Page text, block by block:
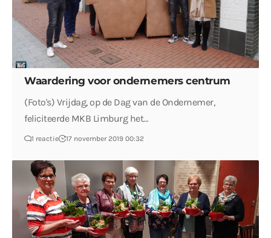
Waardering voor ondernemers centrum
(Foto's) Vrijdag, op de Dag van de Ondernemer,
feliciteerde MKB Limburg het…
1 reactie 17 november 2019 00:32